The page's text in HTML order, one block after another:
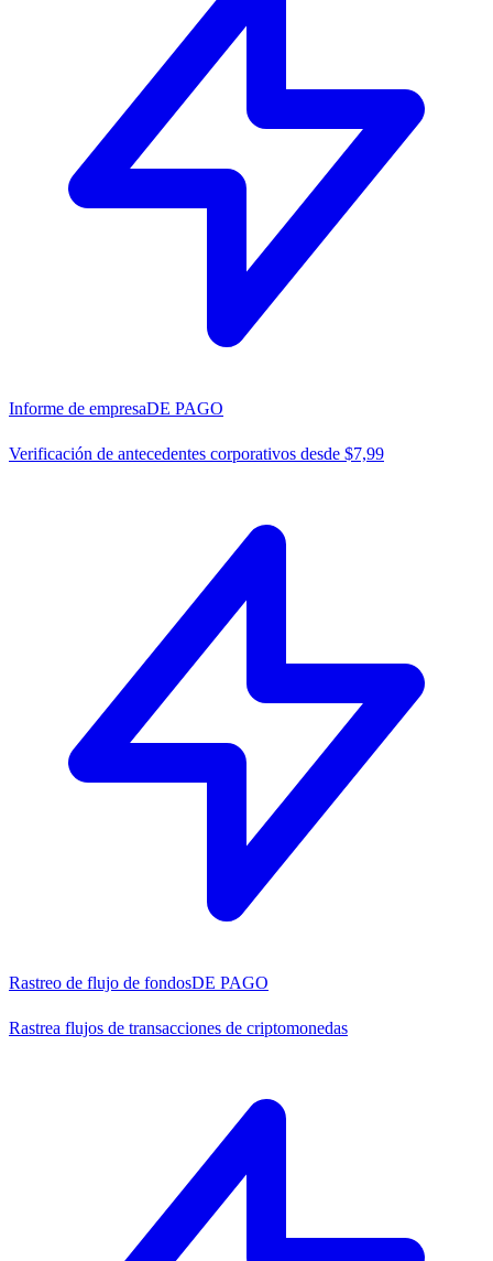
Informe de empresaDE PAGO
Verificación de antecedentes corporativos desde $7,99
Rastreo de flujo de fondosDE PAGO
Rastrea flujos de transacciones de criptomonedas